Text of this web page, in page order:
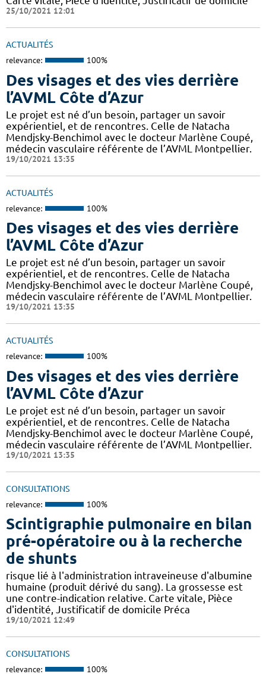
25/10/2021 12:01
ACTUALITÉS
relevance: 100%
Des visages et des vies derrière
l’AVML Côte d’Azur
Le projet est né d’un besoin, partager un savoir
expérientiel, et de rencontres. Celle de Natacha
Mendjsky-Benchimol avec le docteur Marlène Coupé,
médecin vasculaire référente de l’AVML Montpellier.
19/10/2021 13:35
ACTUALITÉS
relevance: 100%
Des visages et des vies derrière
l’AVML Côte d’Azur
Le projet est né d’un besoin, partager un savoir
expérientiel, et de rencontres. Celle de Natacha
Mendjsky-Benchimol avec le docteur Marlène Coupé,
médecin vasculaire référente de l’AVML Montpellier.
19/10/2021 13:35
ACTUALITÉS
relevance: 100%
Des visages et des vies derrière
l’AVML Côte d’Azur
Le projet est né d’un besoin, partager un savoir
expérientiel, et de rencontres. Celle de Natacha
Mendjsky-Benchimol avec le docteur Marlène Coupé,
médecin vasculaire référente de l’AVML Montpellier.
19/10/2021 13:35
CONSULTATIONS
relevance: 100%
Scintigraphie pulmonaire en bilan
pré-opératoire ou à la recherche
de shunts
risque lié à l'administration intraveineuse d'albumine
humaine (produit dérivé du sang). La grossesse est
une contre-indication relative. Carte vitale, Pièce
d'identité, Justificatif de domicile Préca
19/10/2021 12:49
CONSULTATIONS
relevance: 100%